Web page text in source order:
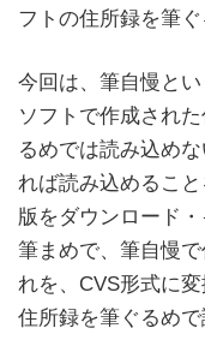
フトの住所録を筆
今回は、筆自慢と
ソフトで作成され
るめでは読み込め
れば読み込めるこ
版をダウンロード
筆まめで、筆自慢
れを、CVS形式に
住所録を筆ぐるめで